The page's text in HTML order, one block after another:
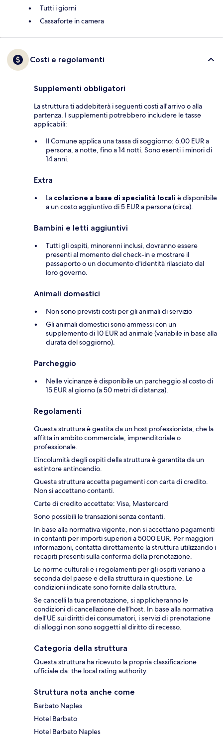
Tutti i giorni
Cassaforte in camera
Costi e regolamenti
Supplementi obbligatori
La struttura ti addebiterà i seguenti costi all'arrivo o alla
partenza. I supplementi potrebbero includere le tasse
applicabili:
Il Comune applica una tassa di soggiorno: 6.00 EUR a
persona, a notte, fino a 14 notti. Sono esenti i minori di
14 anni.
Extra
La colazione a base di specialità locali è disponibile
a un costo aggiuntivo di 5 EUR a persona (circa).
Bambini e letti aggiuntivi
Tutti gli ospiti, minorenni inclusi, dovranno essere
presenti al momento del check-in e mostrare il
passaporto o un documento d'identità rilasciato dal
loro governo.
Animali domestici
Non sono previsti costi per gli animali di servizio
Gli animali domestici sono ammessi con un
supplemento di 10 EUR ad animale (variabile in base alla
durata del soggiorno).
Parcheggio
Nelle vicinanze è disponibile un parcheggio al costo di
15 EUR al giorno (a 50 metri di distanza).
Regolamenti
Questa struttura è gestita da un host professionista, che la
affitta in ambito commerciale, imprenditoriale o
professionale.
L'incolumità degli ospiti della struttura è garantita da un
estintore antincendio.
Questa struttura accetta pagamenti con carta di credito.
Non si accettano contanti.
Carte di credito accettate: Visa, Mastercard
Sono possibili le transazioni senza contanti.
In base alla normativa vigente, non si accettano pagamenti
in contanti per importi superiori a 5000 EUR. Per maggiori
informazioni, contatta direttamente la struttura utilizzando i
recapiti presenti sulla conferma della prenotazione.
Le norme culturali e i regolamenti per gli ospiti variano a
seconda del paese e della struttura in questione. Le
condizioni indicate sono fornite dalla struttura.
Se cancelli la tua prenotazione, si applicheranno le
condizioni di cancellazione dell’host. In base alla normativa
dell’UE sui diritti dei consumatori, i servizi di prenotazione
di alloggi non sono soggetti al diritto di recesso.
Categoria della struttura
Questa struttura ha ricevuto la propria classificazione
ufficiale da: the local rating authority.
Struttura nota anche come
Barbato Naples
Hotel Barbato
Hotel Barbato Naples